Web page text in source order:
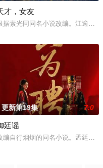
昆曲名伶荣筱楠推向不死不休
恩师林晚媚的双重背叛。她从
才，女友
据素光同同名小说改编。江逾白
，江淮被掳走配“阴婚”。他与女
与吴老狗（曾舜晞 饰）强强联
更新第19集 7.0
廷谣
编自行烟烟的同名小说。孟廷辉